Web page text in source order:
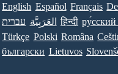
English Español Français
עברית العَرَبِيَّة हिन्दी
Türkçe Polski Româna
български Lietuvos